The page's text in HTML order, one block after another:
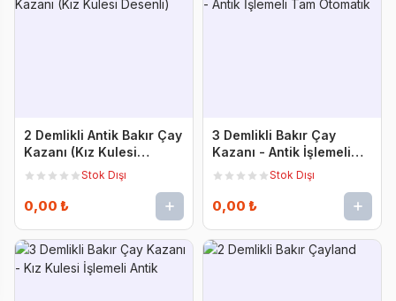
2 Demlikli Antik Bakır Çay
Kazanı (Kız Kulesi
Desenli)
Stok Dışı
0,00 ₺
3 Demlikli Bakır Çay
Kazanı - Antik İşlemeli
Tam Otomatik
Stok Dışı
0,00 ₺